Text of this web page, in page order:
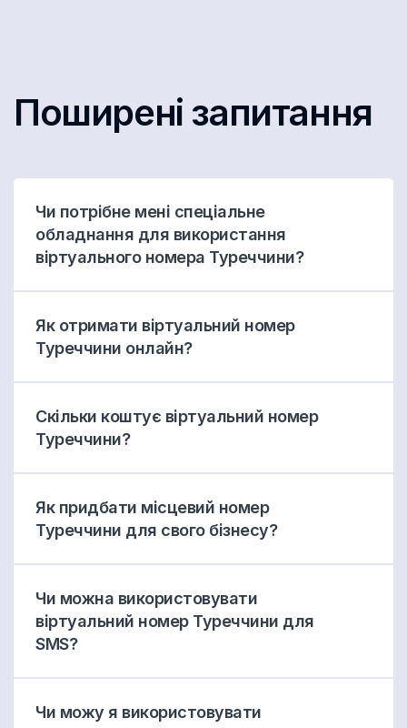
Поширені запитання
Чи потрібне мені спеціальне
обладнання для використання
віртуального номера Туреччини?
Як отримати віртуальний номер
Туреччини онлайн?
Скільки коштує віртуальний номер
Туреччини?
Як придбати місцевий номер
Туреччини для свого бізнесу?
Чи можна використовувати
віртуальний номер Туреччини для
SMS?
Чи можу я використовувати